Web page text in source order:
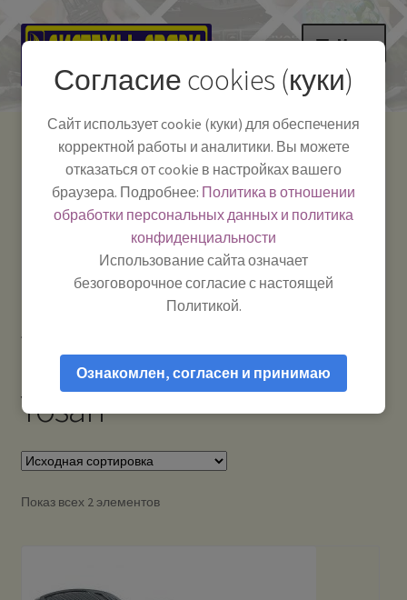
Перейти
навигации
Перейти
содержимому
Меню
Как пользоваться
Полезная информация
Мой аккаунт
Системы Связи:
г. Красноярск, ул.
Работаем:Пн-Пт:
10:00–18:00
-
Телефон:+7-
391-249-1040
Тел.|WA|Telegram:
+79029904090
Yosan
Показ всех 2 элементов
Согласие cookies (куки)
Сайт использует cookie (куки) для обеспечения
корректной работы и аналитики. Вы можете
отказаться от cookie в настройках вашего
браузера. Подробнее: Политика в отношении
обработки персональных данных и политика
конфиденциальности
Использование сайта означает
безоговорочное согласие с настоящей
Политикой.
Ознакомлен, согласен и принимаю